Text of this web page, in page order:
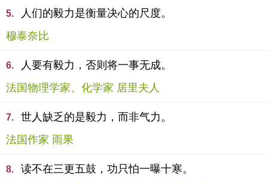
5.
人们的毅力是衡量决心的尺度。
穆泰奈比
6.
人要有毅力，否则将一事无成。
法国物理学家、化学家 居里夫人
7.
世人缺乏的是毅力，而非气力。
法国作家 雨果
8.
读不在三更五鼓，功只怕一曝十寒。